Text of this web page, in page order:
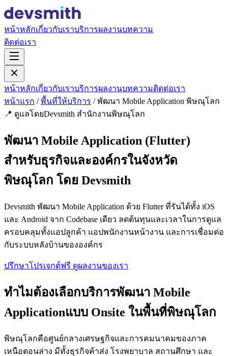
หน้าหลักเกี่ยวกับเราบริการผลงานบทความ
ติดต่อเรา
หน้าหลักเกี่ยวกับเราบริการผลงานบทความติดต่อเรา
หน้าแรก / พื้นที่ให้บริการ / พัฒนา Mobile Application พิษณุโลก
📍 ดูแลโดยDevsmith สำนักงานพิษณุโลก
พัฒนา Mobile Application (Flutter)
สำหรับธุรกิจและองค์กรในจังหวัด
พิษณุโลก โดย Devsmith
Devsmith พัฒนา Mobile Application ด้วย Flutter ที่รันได้ทั้ง iOS
และ Android จาก Codebase เดียว ลดต้นทุนและเวลาในการดูแล
ครอบคลุมทั้งแอปลูกค้า แอปพนักงานหน้างาน และการเชื่อมต่อ
กับระบบหลังบ้านขององค์กร
ปรึกษาโปรเจกต์ฟรี ดูผลงานของเรา
ทำไมต้องเลือกบริการพัฒนา Mobile
Applicationแบบ Onsite ในพื้นที่พิษณุโลก
พิษณุโลกคือศูนย์กลางเศรษฐกิจและการคมนาคมของภาค
เหนือตอนล่าง มีทั้งธุรกิจค้าส่ง โรงพยาบาล สถานศึกษา และ